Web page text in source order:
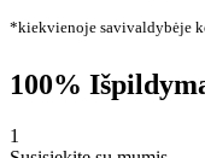
*kiekvienoje savivaldybėje
100%
1